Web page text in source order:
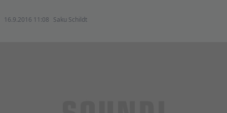
16.9.2016 11:08 Saku Schildt